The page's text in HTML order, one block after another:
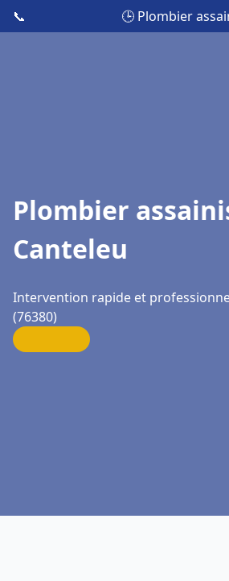
📞 🕒 Plombier
Plombier
Canteleu
Intervention rapide et
(76380)